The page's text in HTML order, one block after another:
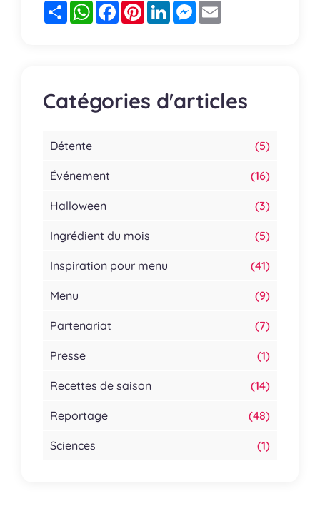
PartagerWhatsApp
FacebookPinterestLinkedInMessenger
Catégories d'articles
Détente (5)
Événement (16)
Halloween (3)
Ingrédient du mois (5)
Inspiration pour menu (41)
Menu (9)
Partenariat (7)
Presse (1)
Recettes de saison (14)
Reportage (48)
Sciences (1)